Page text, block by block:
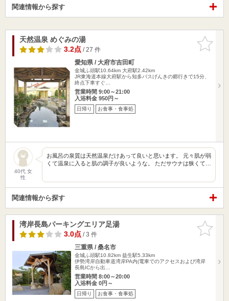
関連情報から探す
お気に入
りに追加
天然温泉 めぐみの湯
3.2点/ 27 件
愛知県 / 大府市吉田町
金城ふ頭駅10.64km 大府駅2.42km
JR東海道本線大府駅から知多バスげんきの郷行きで15分、
終点下車すぐ…
営業時間 9:00～21:00
入浴料金 950円～
日帰り お食事・食事処
40代 女
性
お風呂の泉質は天然温泉だけあって良いと思います。 元々肌が弱
くて温泉に入ると肌の調子が良いような。 ただサウナは狭くて…
関連情報から探す
お気に入
りに追加
湾岸長島パーキングエリア足湯
3.0点/ 3 件
三重県 / 桑名市
金城ふ頭駅10.82km 益生駅5.33km
伊勢湾岸自動車道湾岸PA内(電車でのアクセスおよび湾岸
長島ICから出…
営業時間 8:00～20:00
入浴料金 0円～
日帰り お食事・食事処